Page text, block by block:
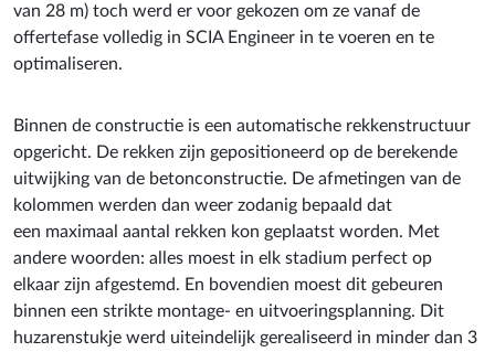
van 28 m) toch werd er voor gekozen om ze vanaf de
offertefase volledig in SCIA Engineer in te voeren en te
optimaliseren.
Binnen de constructie is een automatische rekkenstructuur
opgericht. De rekken zijn gepositioneerd op de berekende
uitwijking van de betonconstructie. De afmetingen van de
kolommen werden dan weer zodanig bepaald dat
een maximaal aantal rekken kon geplaatst worden. Met
andere woorden: alles moest in elk stadium perfect op
elkaar zijn afgestemd. En bovendien moest dit gebeuren
binnen een strikte montage- en uitvoeringsplanning. Dit
huzarenstukje werd uiteindelijk gerealiseerd in minder dan 3